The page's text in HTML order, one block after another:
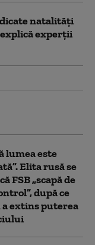
natalități
experții
lumea este
Elita rusă se
FSB „scapă de
după ce
extins puterea